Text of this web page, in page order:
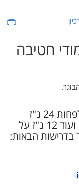
יש לצבור לפחות 120 נ"ז, ומתוכן לפחות 24 נ"ז
מתקדמות (108 נ"ז בלימוד קורסים ועוד 12 נ"ז על
בדרישות הבאות: